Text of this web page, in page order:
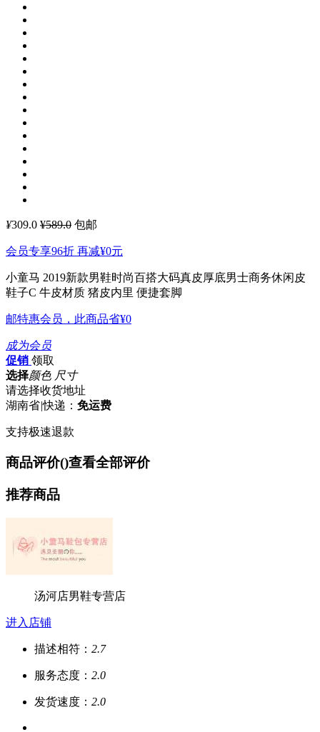
¥309.0 ¥589.0 包邮
会员专享96折 再减¥0元
小童马 2019新款男鞋时尚百搭大码真皮厚底男士商务休闲皮
鞋子C 牛皮材质 猪皮内里 便捷套脚
邮特惠会员，此商品省¥0
成为会员
促销 领取
选择颜色 尺寸
请选择收货地址
湖南省|快递： 免运费
支持极速退款
商品评价()查看全部评价
推荐商品
汤河店男鞋专营店
进入店铺
描述相符： 2.7
服务态度： 2.0
发货速度： 2.0